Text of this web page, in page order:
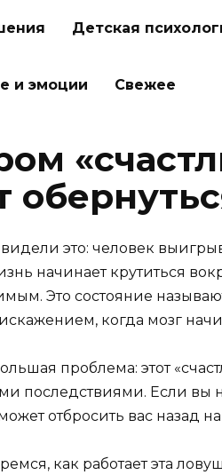
Детская
и эмоции Свежее
это: человек
начинает крутиться
Это состояние
когда мозг
проблема: этот
последствиями. Если вы
отбросить вас назад
как работает эта